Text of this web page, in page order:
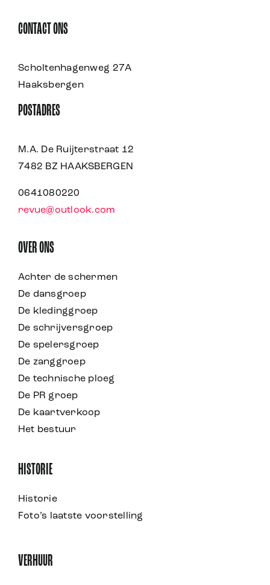
CONTACT ONS
Scholtenhagenweg 27A
Haaksbergen
POSTADRES
M.A. De Ruijterstraat 12
7482 BZ HAAKSBERGEN
0641080220
revue@outlook.com
OVER ONS
Achter de schermen
De dansgroep
De kledinggroep
De schrijversgroep
De spelersgroep
De zanggroep
De technische ploeg
De PR groep
De kaartverkoop
Het bestuur
HISTORIE
Historie
Foto’s laatste voorstelling
VERHUUR